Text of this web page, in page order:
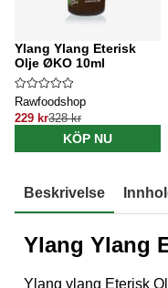
Ylang Ylang Eterisk
Olje ØKO 10ml
Rawfoodshop
229 kr328 kr
KÖP NU
Beskrivelse
Ylang Ylang
Ylang ylang Eterisk